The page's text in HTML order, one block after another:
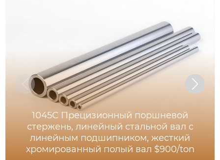
1045C Прецизионный поршневой
стержень, линейный стальной вал с
линейным подшипником, жесткий
хромированный полый вал $900/ton